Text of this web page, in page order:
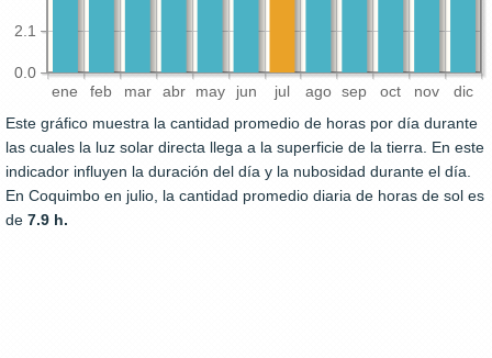
ene feb mar abr may jun jul ago sep oct nov dic
0.0
2.1
Este gráfico muestra la cantidad promedio de horas por día durante
las cuales la luz solar directa llega a la superficie de la tierra. En este
indicador influyen la duración del día y la nubosidad durante el día.
En Coquimbo en julio, la cantidad promedio diaria de horas de sol es
de 7.9 h.